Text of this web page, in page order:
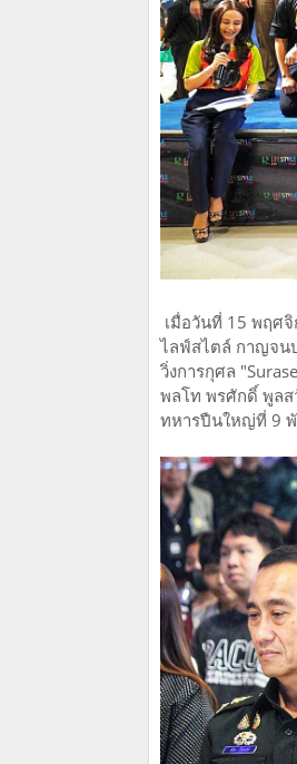
เมื่อวันที่ 15 พฤศ
ไลฟ์สไตล์ กาญจน
วิ่งการกุศล
พลโท พรศักดิ์ พูล
ทหารปืนใหญ่ที่ 9